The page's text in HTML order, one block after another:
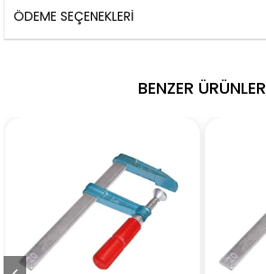
ÖDEME SEÇENEKLERI
BENZER ÜRÜNLER